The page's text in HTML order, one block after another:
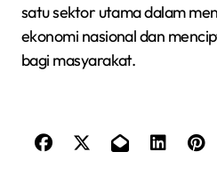
satu sektor utama dalam
ekonomi nasional dan
bagi masyarakat.